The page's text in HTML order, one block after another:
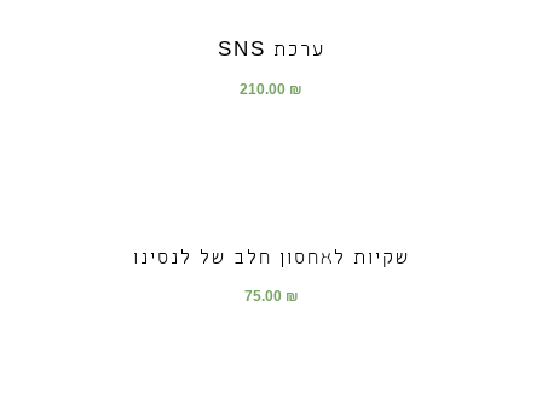
ערכת SNS
210.00 ₪
שקיות לאחסון חלב של לנסינו
75.00 ₪